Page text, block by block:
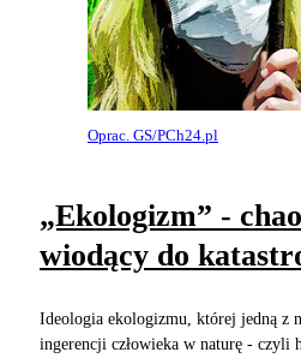
Oprac. GS/PCh24.pl
„Ekologizm” -
wiodący do
Ideologia ekologizmu, której jedną z
ingerencji człowieka w naturę - czyli